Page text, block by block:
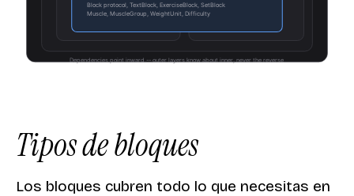
Tipos de bloques
Los bloques cubren todo lo que necesitas en